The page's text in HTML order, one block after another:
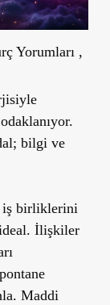
Yorumları ,
bilgi ve
iş birliklerini
İlişkiler
Maddi